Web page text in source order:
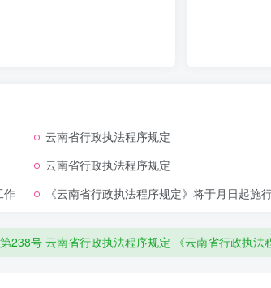
法和监督平台统一管理，按照职责做好行政
、规章规定确定。法律、法规、规章对管辖
定管辖的决定；也可以直接由共同的上一级
云南省行政执法程序规定
云南省行政执法程序规定
作
《云南省行政执法程序规定》将于月日起施
明执法,保护公民、法人和其他组织的合法权益
238号 云南省行政执法程序规定 《云南省行政执